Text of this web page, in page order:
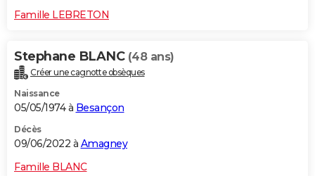
Famille LEBRETON
Stephane BLANC (48 ans)
Créer une cagnotte obsèques
Naissance
05/05/1974 à Besançon
Décès
09/06/2022 à Amagney
Famille BLANC